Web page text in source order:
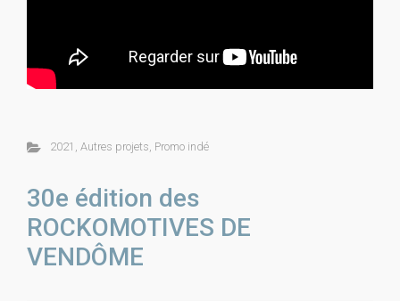
2021 , Autres projets, Promo indé
30e édition des
ROCKOMOTIVES DE
VENDÔME